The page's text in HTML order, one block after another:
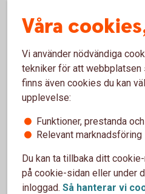
Premiepension –
allmän pension
Allmän pension är
Våra
Vi använder nödvändiga
tekniker för att webbplatsen
finns även cookies du kan
upplevelse:
Funktioner, prestanda
Relevant marknadsföring
Du kan ta tillbaka ditt
på cookie-sidan eller under
inloggad. Så hanterar vi